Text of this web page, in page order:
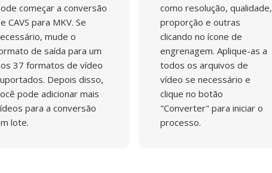
começar a conversão
CAVS para MKV. Se
mude o
de saída para um
37 formatos de vídeo
Depois disso,
pode adicionar mais
para a conversão
lote.
como resolução, qualidade,
proporção e outras
clicando no ícone de
engrenagem. Aplique-as a
todos os arquivos de
vídeo se necessário e
clique no botão
"Converter" para iniciar o
processo.